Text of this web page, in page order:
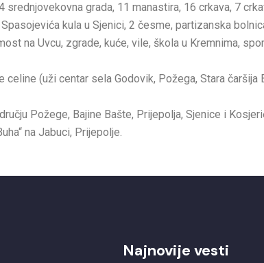
grada, 11 manastira, 16 crkava, 7
kula u Sjenici, 2 česme, partizanska
na Uvcu, zgrade, kuće, vile, škola u Kremnima,
(uži centar sela Godovik, Požega, Stara čaršija
Požege, Bajine Bašte, Prijepolja, Sjenice i
na Jabuci, Prijepolje.
Najnovije vesti